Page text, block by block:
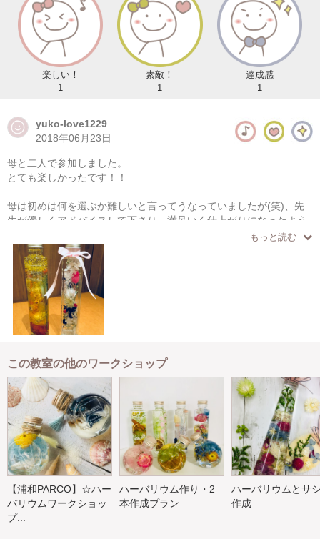
楽しい！
1
素敵！
1
達成感
1
yuko-love1229
2018年06月23日
母と二人で参加しました。
とても楽しかったです！！
母は初めは何を選ぶか難しいと言ってうなっていましたが(笑)、先
生が優しくアドバイスして下さり、満足いく仕上がりになったよう
とても喜んでいました。
私は上手く作ろうとすると難しくなってしまうので、好きな花材を
短時間で選びました♡
帰宅後、瓶を手に取り眺めて、本当に幸せな気分に浸っています。
どうもありがとうございました。
また是非参加したいです♪
もっと読む
この教室の他のワークショップ
【浦和PARCO】☆ハー
バリウムワークショッ
プ...
ハーバリウム作り・2
本作成プラン
ハーバリウムとサ
作成